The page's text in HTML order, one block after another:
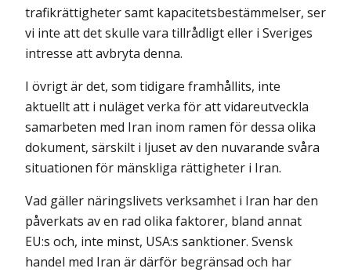
trafikrättigheter samt kapacitetsbestämmelser, ser
vi inte att det skulle vara tillrådligt eller i Sveriges
intresse att avbryta denna.
I övrigt är det, som tidigare framhållits, inte
aktuellt att i nuläget verka för att vidareutveckla
samarbeten med Iran inom ramen för dessa olika
dokument, särskilt i ljuset av den nuvarande svåra
situationen för mänskliga rättigheter i Iran.
Vad gäller näringslivets verksamhet i Iran har den
påverkats av en rad olika faktorer, bland annat
EU:s och, inte minst, USA:s sanktioner. Svensk
handel med Iran är därför begränsad och har